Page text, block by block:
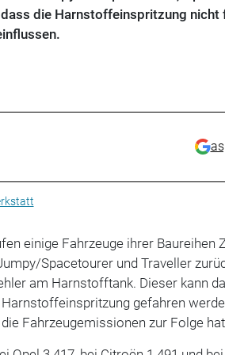
die Harnstoffeinspritzung
einige Fahrzeuge ihrer Baureihen
Spacetourer und Traveller
am Harnstofftank. Dieser kann
gefahren
Fahrzeugemissionen zur Folge